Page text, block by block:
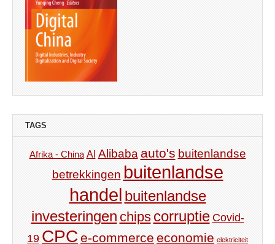
TAGS
Afrika - China AI Alibaba auto's buitenlandse
betrekkingen buitenlandse
handel buitenlandse
investeringen chips corruptie Covid-
19 CPC e-commerce economie elektriciteit